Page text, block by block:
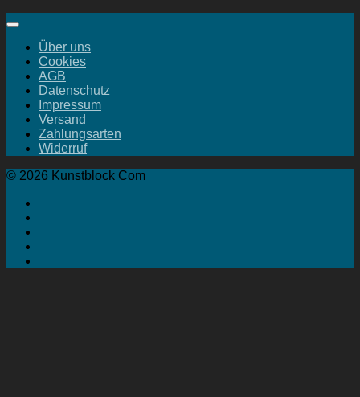
Über uns
Cookies
AGB
Datenschutz
Impressum
Versand
Zahlungsarten
Widerruf
© 2026 Kunstblock Com